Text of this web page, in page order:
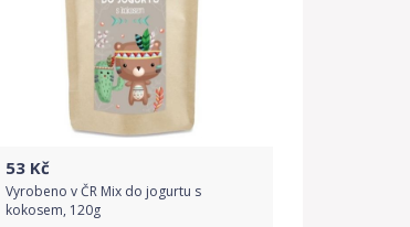
53 Kč
Vyrobeno v ČR Mix do jogurtu s
kokosem, 120g